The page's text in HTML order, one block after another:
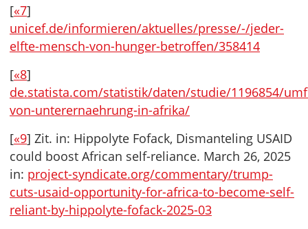
[«7]
unicef.de/informieren/aktuelles/presse/-/jeder-
elfte-mensch-von-hunger-betroffen/358414
[«8]
de.statista.com/statistik/daten/studie/1196854/
von-unterernaehrung-in-afrika/
[«9] Zit. in: Hippolyte Fofack, Dismanteling USAID
could boost African self-reliance. March 26, 2025
in: project-syndicate.org/commentary/trump-
cuts-usaid-opportunity-for-africa-to-become-self-
reliant-by-hippolyte-fofack-2025-03